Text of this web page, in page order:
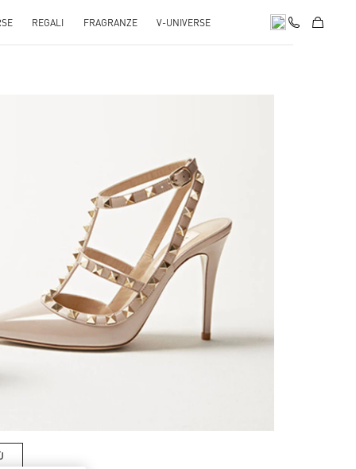
REGALI FRAGRANZE V-UNIVERSE
Opens in New Tab